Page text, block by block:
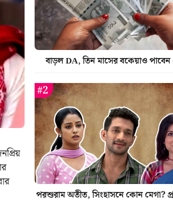
বাড়ল DA, তিন মাসের বকেয়াও পাবেন
পরশুরাম অতীত, সিংহাসনে কোন মেগা?